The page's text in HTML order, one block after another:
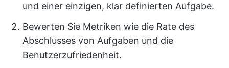
und einer einzigen, klar definierten Aufgabe.
Bewerten Sie Metriken wie die Rate des
Abschlusses von Aufgaben und die
Benutzerzufriedenheit.